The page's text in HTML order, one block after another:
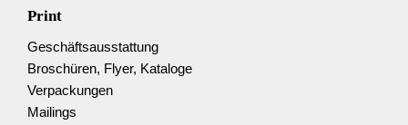
Print
Geschäftsausstattung
Broschüren, Flyer, Kataloge
Verpackungen
Mailings